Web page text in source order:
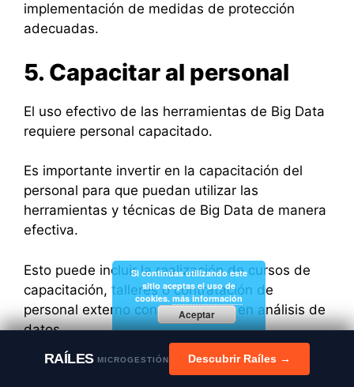
implementación de medidas de protección
adecuadas.
5. Capacitar al personal
El uso efectivo de las herramientas de Big Data
requiere personal capacitado.
Es importante invertir en la capacitación del
personal para que puedan utilizar las
herramientas y técnicas de Big Data de manera
efectiva.
Esto puede incluir la realización de cursos de
capacitación, talleres o contratación de
personal externo con experiencia en análisis de
datos.
6. Proteger la seguridad y
RAÍLESMICROGESTIÓN Descubrir Raíles →
Si continúas utilizando este
sitio aceptas el uso de
cookies. más información
Aceptar